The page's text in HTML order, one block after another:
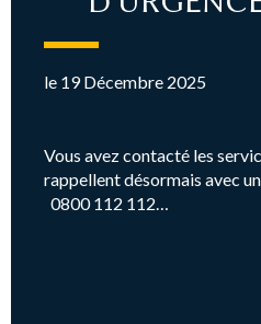
le 19 Décembre 2025
Vous avez contacté les
rappellent désormais avec
0800 112 112…